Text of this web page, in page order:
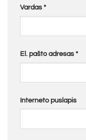
Vardas *
El. pašto adresas *
Interneto puslapis